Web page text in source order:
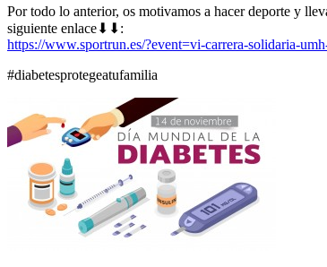
Por todo lo anterior, os motivamos a hacer deporte y
siguiente enlace⬇⬇:
https://www.sportrun.es/?event=vi-carrera-solidaria-
#diabetesprotegeatufamilia